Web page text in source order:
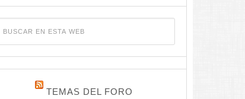
TEMAS DEL FORO